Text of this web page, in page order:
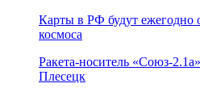
Карты в РФ будут ежегодно
космоса
Ракета-носитель «Союз-
Плесецк